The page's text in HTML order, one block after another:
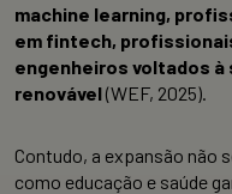
machine learning,
em fintech,
engenheiros voltados
renovável(WEF, 2025).
Contudo, a expansão não
como educação e saúde